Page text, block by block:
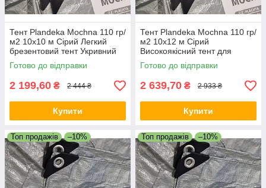
Тент Plandeka Мосhnа 110 гр/
м2 10х10 м Сірий Легкий
брезентовий тент Укривний
тент для сіна
Готово до відправки
2 199,60 ₴ 2 444 ₴
Купити
Тент Plandeka Мосhnа 110 гр/
м2 10х12 м Сірий
Високоякісний тент для
автомобіля Укривний тент
Готово до відправки
2 639,70 ₴ 2 933 ₴
Купити
Топ продажів –10% Топ продажів –10%